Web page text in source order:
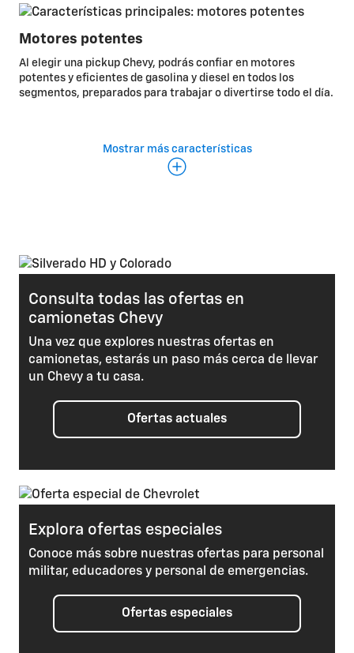
Motores potentes
Al elegir una pickup Chevy, podrás confiar en motores
potentes y eficientes de gasolina y diesel en todos los
segmentos, preparados para trabajar o divertirse todo el día.
Vistas de cámara disponibles
Sistema de remolque de avanzada
El sistema avanzado de remolque disponible hace que
remolcar sea más intuitivo con funciones como la aplicación
remolque en el vehículo, la lista de verificación previa al
Remolque
Interiores inteligentes
Súbete a una nueva camioneta Chevy y no solo encontrarás
una gran pantalla táctil a colores y un centro de información
Mostrar más características
Consulta todas las ofertas en
camionetas Chevy
Una vez que explores nuestras ofertas en
camionetas, estarás un paso más cerca de llevar
un Chevy a tu casa.
Ofertas actuales
Explora ofertas especiales
Conoce más sobre nuestras ofertas para personal
militar, educadores y personal de emergencias.
Ofertas especiales